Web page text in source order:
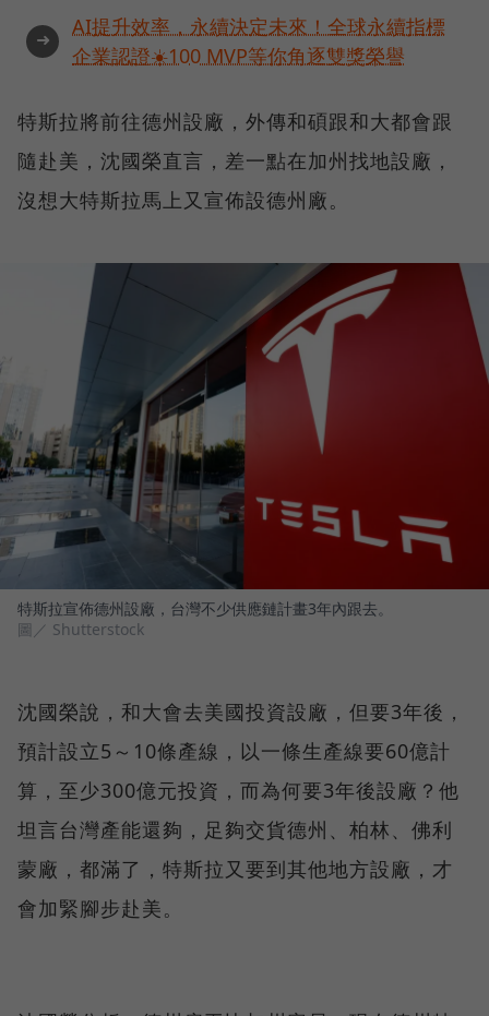
➜
AI提升效率，永續決定未來！全球永續指標
企業認證☀️100 MVP等你角逐雙獎榮譽
特斯拉將前往德州設廠，外傳和碩跟和大都會跟
隨赴美，沈國榮直言，差一點在加州找地設廠，
沒想大特斯拉馬上又宣佈設德州廠。
特斯拉宣佈德州設廠，台灣不少供應鏈計畫3年內跟去。
圖／ Shutterstock
沈國榮說，和大會去美國投資設廠，但要3年後，
預計設立5～10條產線，以一條生產線要60億計
算，至少300億元投資，而為何要3年後設廠？他
坦言台灣產能還夠，足夠交貨德州、柏林、佛利
蒙廠，都滿了，特斯拉又要到其他地方設廠，才
會加緊腳步赴美。